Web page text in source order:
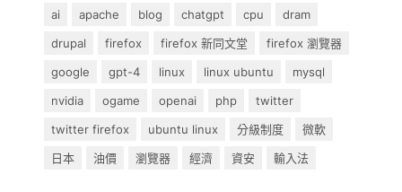
ai apache blog chatgpt cpu
dram
drupal
firefox firefox 新同文堂
firefox 瀏覽器
google
gpt-4 linux linux ubuntu
mysql
nvidia
ogame openai php
twitter
twitter firefox
ubuntu linux 分級制度
微軟
日本
油價 瀏覽器 經濟 資安 輸入法